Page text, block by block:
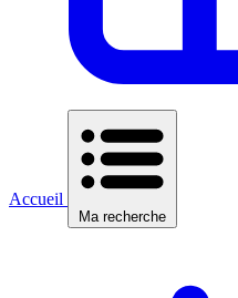
Accueil
Ma recherche